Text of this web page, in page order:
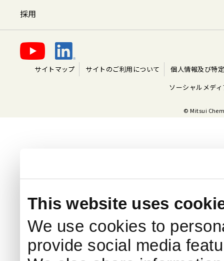
This website uses
We use cookies to
provide social media
採用
サイトマップ サイトのご利用について
個人情報及び特
ソーシャルメデ
© Mitsui